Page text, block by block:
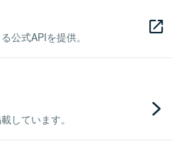
公式APIを提供。
しています。